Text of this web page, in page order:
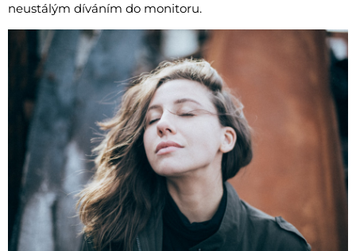
neustálým díváním do monitoru.